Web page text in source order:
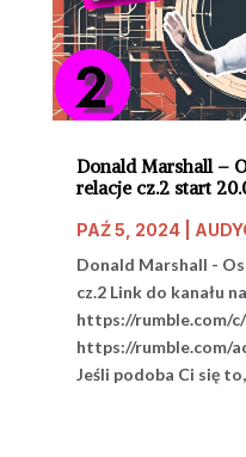
Donald Marshall –
relacje cz.2 start
PAŹ 5, 2024|
Donald Marshall -
cz.2 Link do kanału
https://rumble.com/
https://rumble.com/
Jeśli podoba Ci się